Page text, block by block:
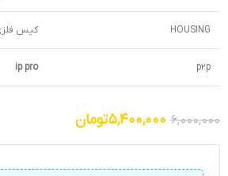
HOUSING کیس
p2p
ip pro
6,000,000
5,400,000تومان